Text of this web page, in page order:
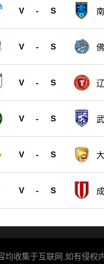
V - S
V - S
V - S
V - S
V - S
V - S
均收集于互联网,如有侵